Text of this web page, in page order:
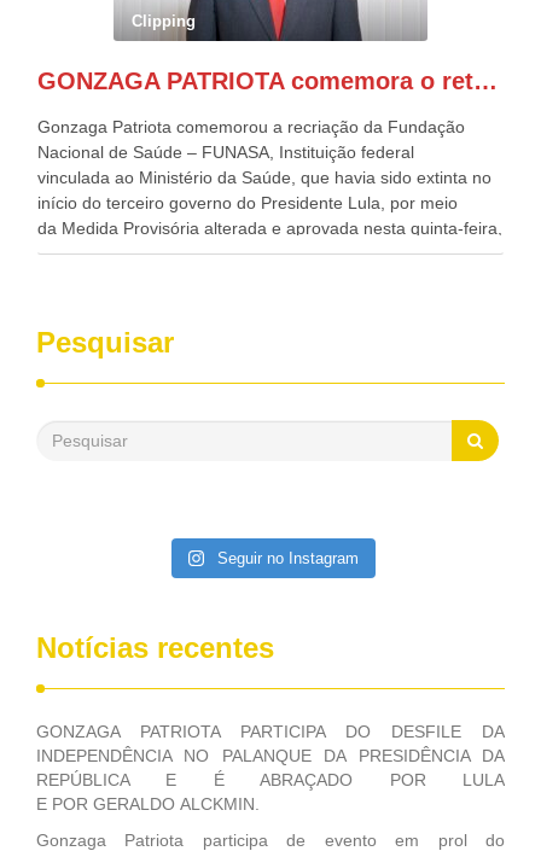
Governadora de Pernambuco, Raquel Lyra, os ministros da
Casa Civil, Rui Costa, e da Integração e do Desenvolvimento
de todo Nordeste que também ajudam a fomentar o
Clipping
GONZAGA PATRIOTA comemora o retorno da FUNASA
Gonzaga Patriota comemorou a recriação da Fundação
Nacional de Saúde – FUNASA, Instituição federal
vinculada ao Ministério da Saúde, que havia sido extinta no
início do terceiro governo do Presidente Lula, por meio
da Medida Provisória alterada e aprovada nesta quinta-feira,
pelo Congresso Nacional. Gonzaga Patriota disse hoje em
desenvolvimento dos seus municípios e, somente o ano
passado, essa Fundação distribuiu mais de três bilhões de
reais, com suas maravilhosas ações, dentre alas, mais de
saneamento básico, em pequenas comunidades rurais.
Patriota disse ainda que, mesmo sem mandato,
Pesquisar
Seguir no Instagram
Notícias recentes
GONZAGA PATRIOTA PARTICIPA DO DESFILE DA
INDEPENDÊNCIA NO PALANQUE DA PRESIDÊNCIA DA
REPÚBLICA E É ABRAÇADO POR LULA
E POR GERALDO ALCKMIN.
Gonzaga Patriota participa de evento em prol do